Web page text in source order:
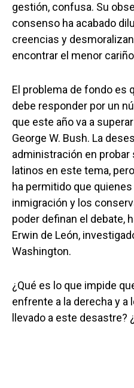
gestión, confusa. Su
consenso ha acabado
creencias y
encontrar el menor
El problema de fondo es
debe responder por un
que este año va a
George W. Bush. La
administración en probar
latinos en este tema,
ha permitido que
inmigración y los
poder definan el debate,
Erwin de León,
Washington.
¿Qué es lo que impide
enfrente a la derecha y a
llevado a este desastre?